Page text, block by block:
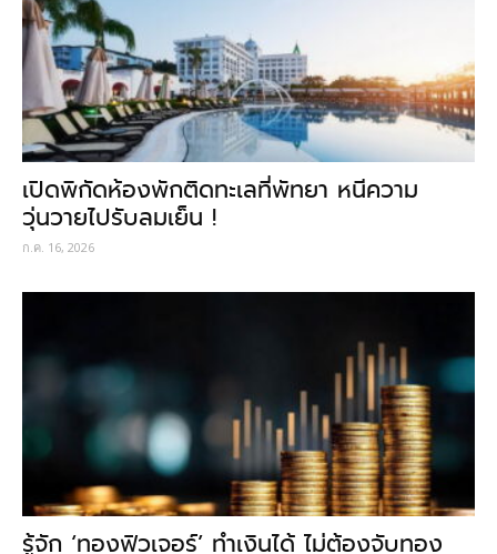
เปิดพิกัดห้องพักติดทะเลที่พัทยา หนีความ
วุ่นวายไปรับลมเย็น !
ก.ค. 16, 2026
รู้จัก ‘ทองฟิวเจอร์’ ทำเงินได้ ไม่ต้องจับทอง